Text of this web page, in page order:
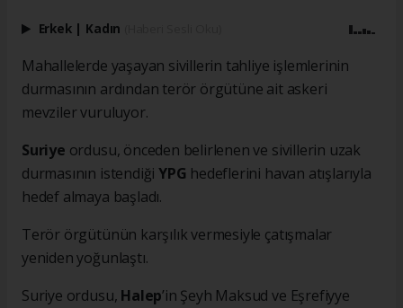
Erkek | Kadın
Mahallelerde yaşayan sivillerin tahliye işlemlerinin
durmasının ardından terör örgütüne ait askeri
mevziler vuruluyor.
Suriye ordusu, önceden belirlenen ve sivillerin uzak
durmasının istendiği YPG hedeflerini havan atışlarıyla
hedef almaya başladı.
Terör örgütünün karşılık vermesiyle çatışmalar
yeniden yoğunlaştı.
Suriye ordusu, Halep’in Şeyh Maksud ve Eşrefiyye